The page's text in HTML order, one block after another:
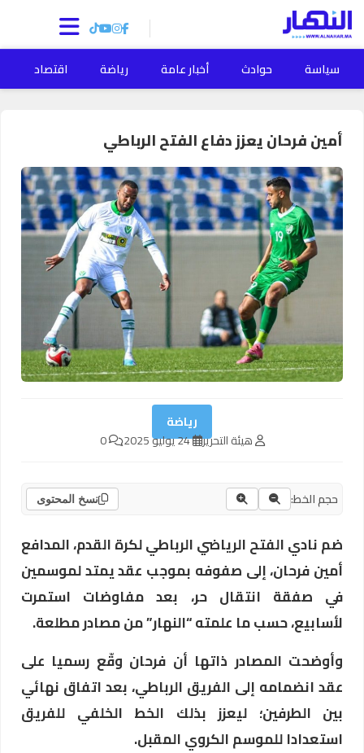
سياسة حوادث أخبار عامة رياضة اقتصاد
أمين فرحان يعزز دفاع الفتح الرباطي
رياضة
هيئة التحرير 24 يوليو 2025 0
حجم الخط: نسخ المحتوى
ضم نادي الفتح الرياضي الرباطي لكرة القدم، المدافع
أمين فرحان، إلى صفوفه بموجب عقد يمتد لموسمين
في صفقة انتقال حر، بعد مفاوضات استمرت
لأسابيع، حسب ما علمته “النهار” من مصادر مطلعة.
وأوضحت المصادر ذاتها أن فرحان وقّع رسميا على
عقد انضمامه إلى الفريق الرباطي، بعد اتفاق نهائي
بين الطرفين؛ ليعزز بذلك الخط الخلفي للفريق
استعدادا للموسم الكروي المقبل.